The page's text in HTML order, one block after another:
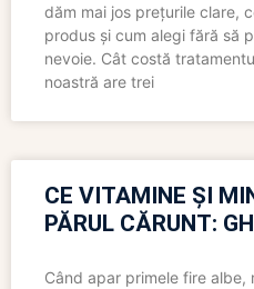
dăm mai jos prețurile clare,
produs și cum alegi fără să
nevoie. Cât costă
noastră are trei
CE VITAMINE ȘI
PĂRUL CĂRUNT:
Când apar primele fire albe,